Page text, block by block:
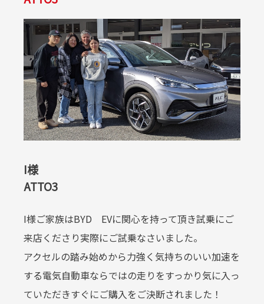
I様
ATTO3
I様ご家族はBYD EVに関心を持って頂き試乗にご
来店くださり実際にご試乗なさいました。
アクセルの踏み始めから力強く気持ちのいい加速を
する電気自動車ならではの走りをすっかり気に入っ
ていただきすぐにご購入をご決断されました！